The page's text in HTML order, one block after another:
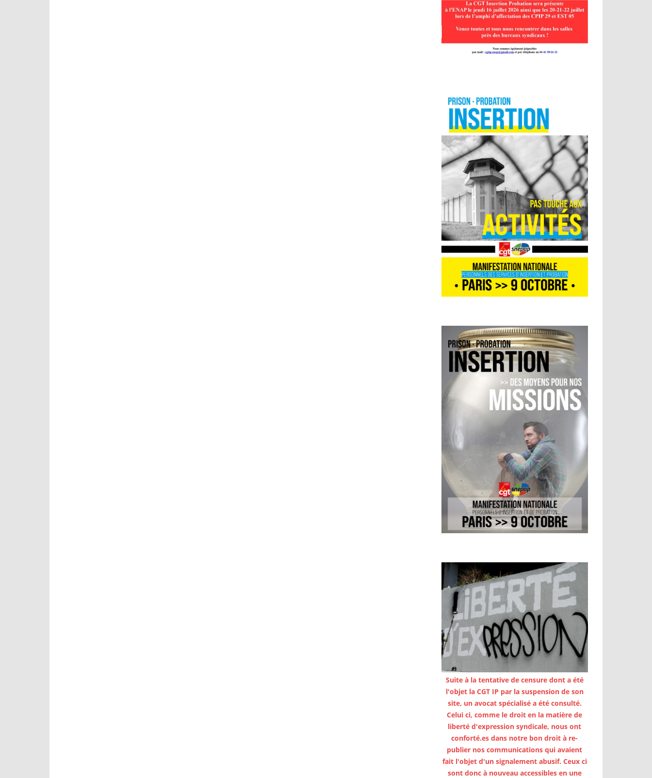
Suite à la tentative de censure dont a été
l'objet la CGT IP par la suspension de son
site, un avocat spécialisé a été consulté.
Celui ci, comme le droit en la matière de
liberté d'expression syndicale, nous ont
conforté.es dans notre bon droit à re-
publier nos communications qui avaient
fait l'objet d'un signalement abusif. Ceux ci
sont donc à nouveau accessibles en une